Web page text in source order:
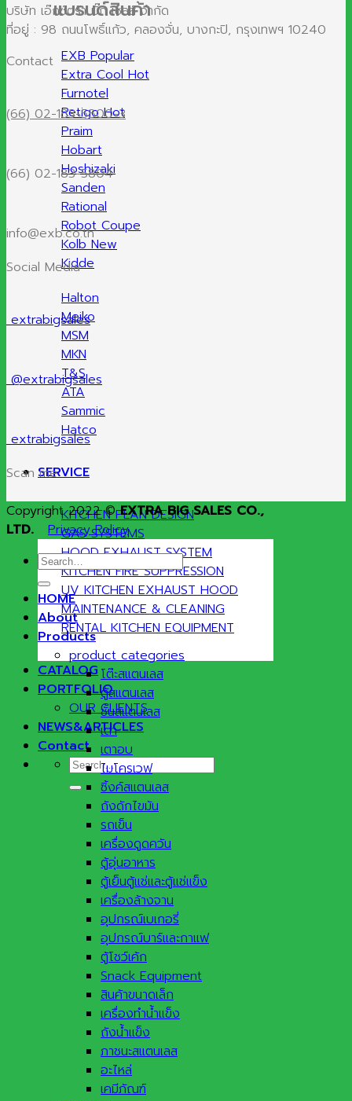
แบรนด์สินค้า
EXB
Extra Cool
Furnotel
Retigo
Praim
Hobart
Hoshizaki
Sanden
Rational
Robot Coupe
Kolb
Kidde
Halton
Meiko
MSM
MKN
T&S
ATA
Sammic
Hatco
SERVICE
KITCHEN PLAN DESIGN
GAS SYSTEMS
HOOD EXHAUST SYSTEM
KITCHEN FIRE SUPPRESSION
UV KITCHEN EXHAUST HOOD
MAINTENANCE & CLEANING
RENTAL KITCHEN EQUIPMENT
CATALOG
PORTFOLIO
OUR CLIENTS
NEWS&ARTICLES
Contact
Search
for:
บริษัท เอ๊กซ์ตร้า บิ๊ก เซลส์ จำกัด
ที่อยู่ : 98 ถนนโพธิ์แก้ว, คลองจั่น, บางกะปิ, กรุงเทพฯ 10240
Contact
(66) 02-183-5800-3
(66) 02-183-5804
info@exb.co.th
Social Media
extrabigsales
@extrabigsales
extrabigsales
Scan me
Copyright 2022 ©EXTRA BIG SALES CO.,
LTD.
Privacy Policy
Search
for:
HOME
About
Products
product categories
โต๊ะสแตนเลส
ตู้สแตนเลส
ชั้นสแตนเลส
เตา
เตาอบ
ไมโครเวฟ
ซิ้งค์สแตนเลส
ถังดักไขมัน
รถเข็น
เครื่องดูดควัน
ตู้อุ่นอาหาร
ตู้เย็นตู้แช่และตู้แช่แข็ง
เครื่องล้างจาน
อุปกรณ์เบเกอรี่
อุปกรณ์บาร์และกาแฟ
ตู้โชว์เค้ก
Snack Equipment
สินค้าขนาดเล็ก
เครื่องทำน้ำแข็ง
ถังน้ำแข็ง
ภาชนะสแตนเลส
อะไหล่
เคมีภัณฑ์